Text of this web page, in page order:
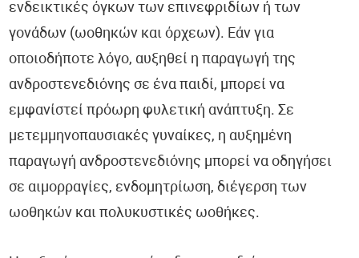
ενδεικτικές όγκων των επινεφριδίων ή των
γονάδων (ωοθηκών και όρχεων). Εάν για
οποιοδήποτε λόγο, αυξηθεί η παραγωγή της
ανδροστενεδιόνης σε ένα παιδί, μπορεί να
εμφανίστεί πρόωρη φυλετική ανάπτυξη. Σε
μετεμμηνοπαυσιακές γυναίκες, η αυξημένη
παραγωγή ανδροστενεδιόνης μπορεί να οδηγήσει
σε αιμορραγίες, ενδομητρίωση, διέγερση των
ωοθηκών και πολυκυστικές ωοθήκες.